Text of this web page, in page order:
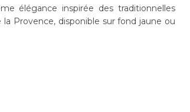
élégance inspirée des traditionnelles
la Provence, disponible sur fond jaune ou